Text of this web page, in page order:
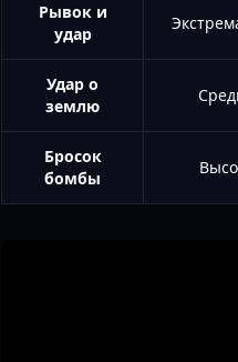
Рывок и
удар
Удар о
землю
Бросок
бомбы